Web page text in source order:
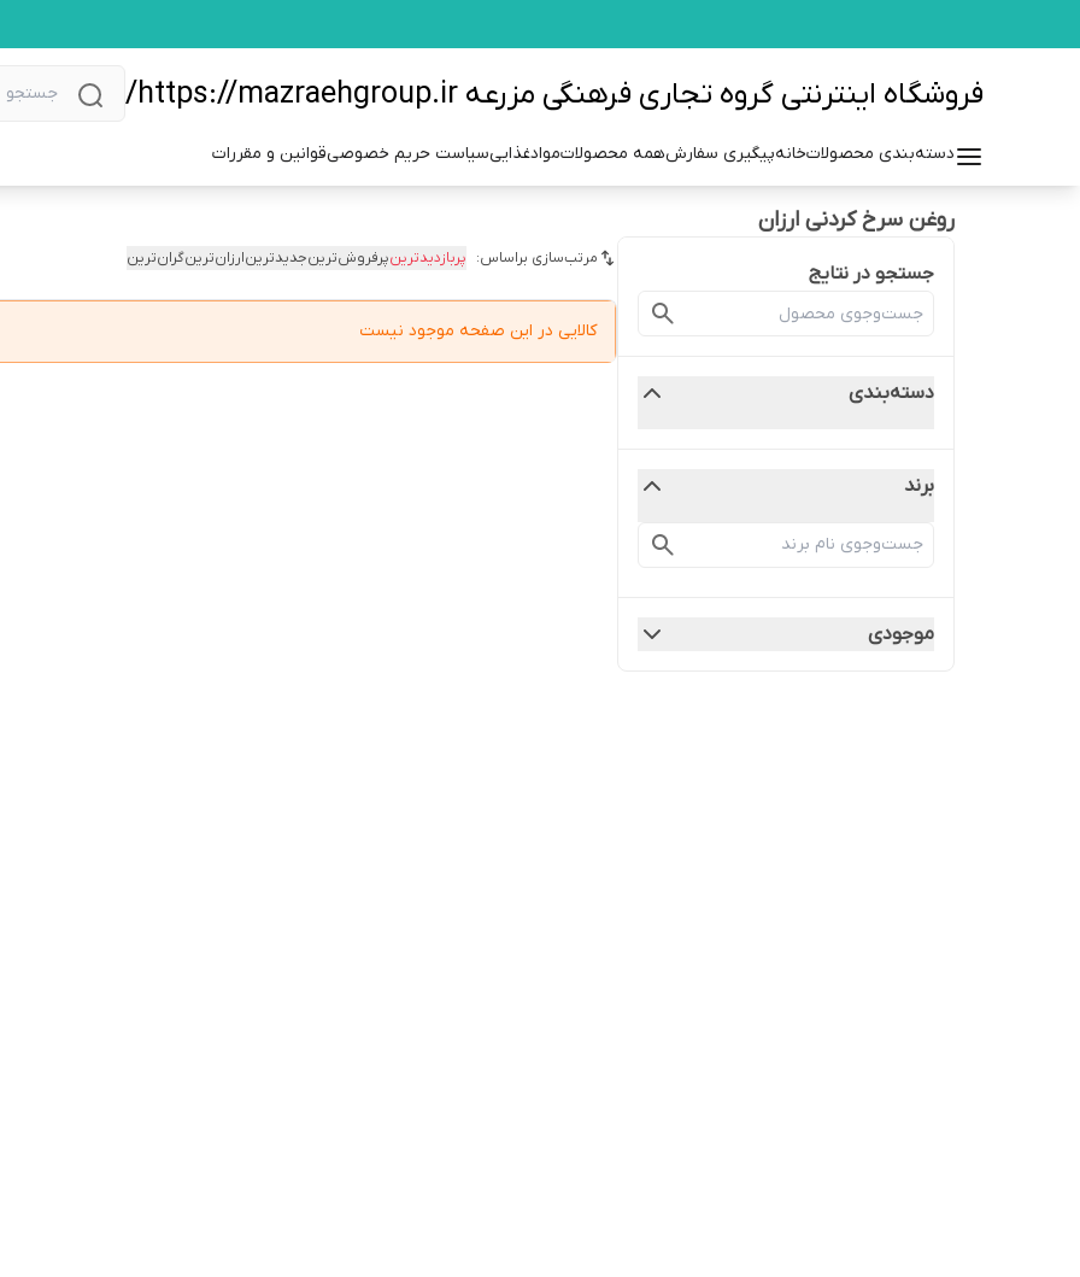
فروشگاه اینترنتی گروه تجاری فرهنگی مزرعه https://mazraehgroup.ir/
دسته‌بندی محصولاتخانهپیگیری سفارشهمه محصولاتموادغذاییسیاست حریم خصوصیقوانین و مقررات
روغن سرخ کردنی ارزان
جستجو در نتایج
دسته‌بندی
برند
موجودی
مرتب‌سازی براساس: پربازدیدترینپرفروش‌ترینجدیدترینارزان‌ترینگران‌ترین
کالایی در این صفحه موجود نیست